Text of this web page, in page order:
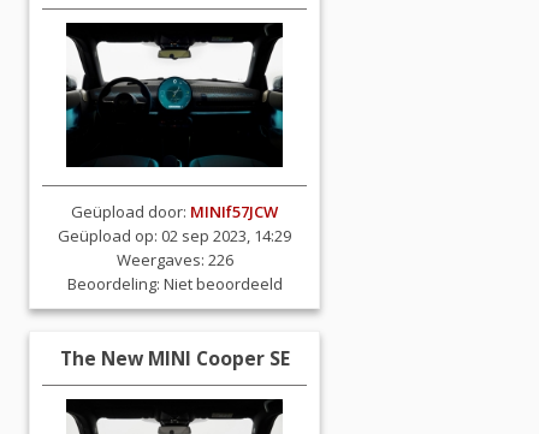
Geüpload door: MINIf57JCW
Geüpload op: 02 sep 2023, 14:29
Weergaves: 226
Beoordeling: Niet beoordeeld
The New MINI Cooper SE